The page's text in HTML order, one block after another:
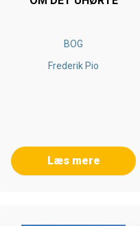
BOG
Frederik Pio
Læs mere